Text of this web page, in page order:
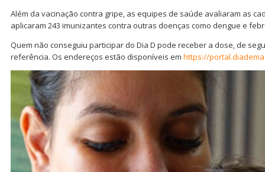
Além da vacinação contra gripe, as equipes de saúde avaliaram as
aplicaram 243 imunizantes contra outras doenças como dengue e
Quem não conseguiu participar do Dia D pode receber a dose, de
referência. Os endereços estão disponíveis em https://